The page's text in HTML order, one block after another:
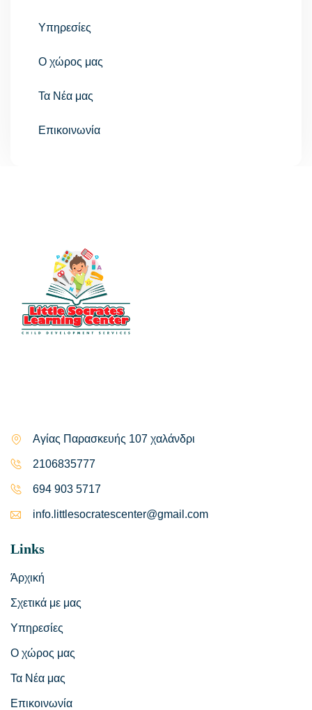
Υπηρεσίες
Ο χώρος μας
Τα Νέα μας
Επικοινωνία
Αγίας Παρασκευής 107 χαλάνδρι
2106835777
694 903 5717
info.littlesocratescenter@gmail.com
Links
Άρχική
Σχετικά με μας
Υπηρεσίες
Ο χώρος μας
Τα Νέα μας
Επικοινωνία